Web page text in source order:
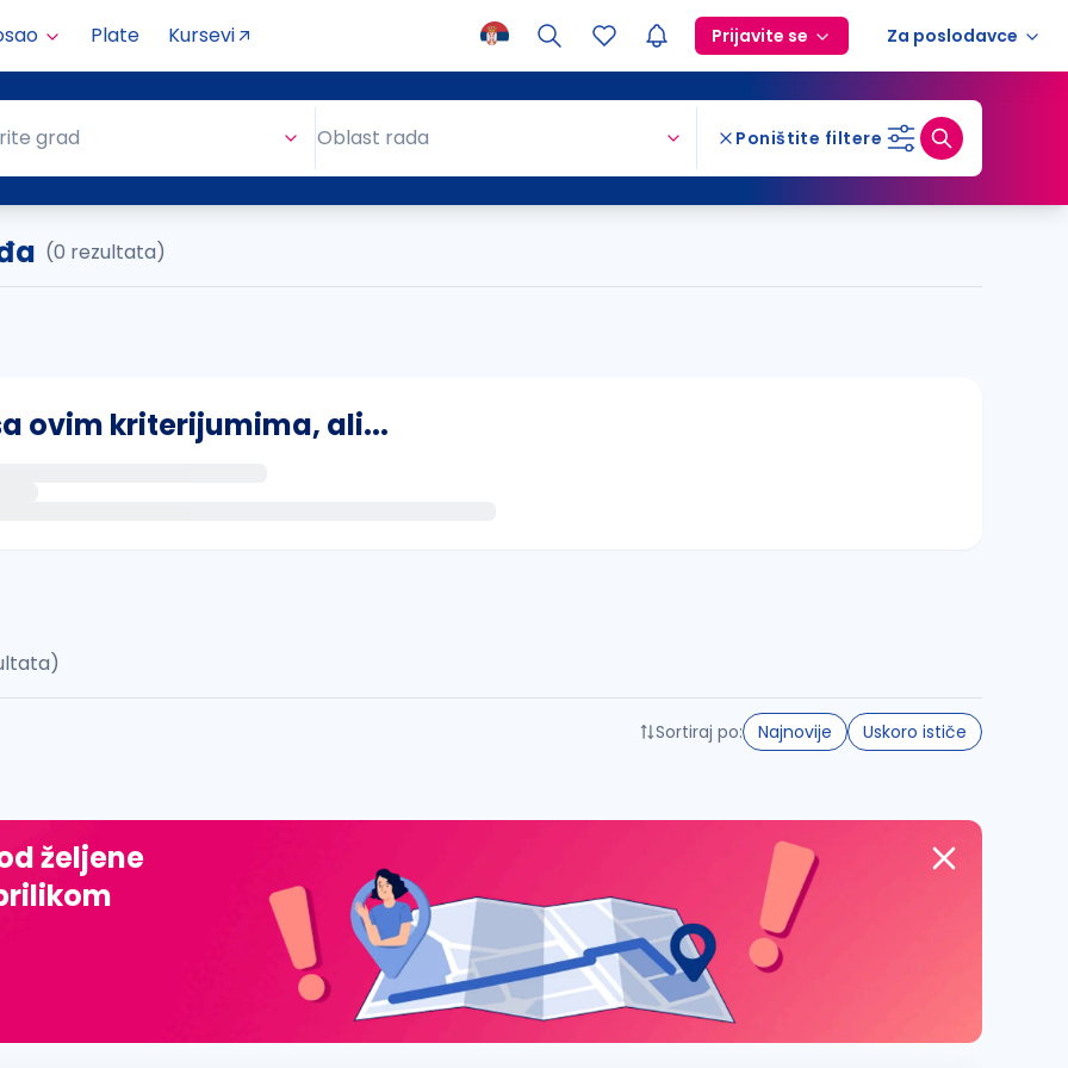
Plate Kursevi Prijavite se Za poslodavce
grad Oblast rada Poništite filtere
(0 rezultata)
ovim kriterijumima, ali...
đ, ž, dž)
Sortiraj po: Najnovije Uskoro ističe
željene